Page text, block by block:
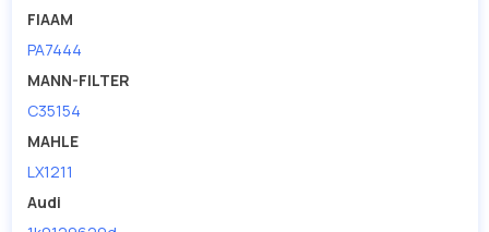
FIAAM
PA7444
MANN-FILTER
C35154
MAHLE
LX1211
Audi